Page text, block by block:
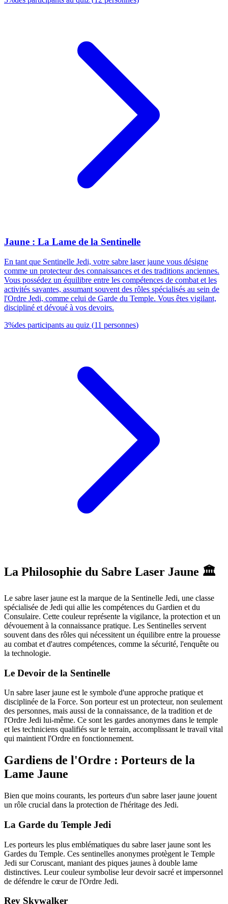
Jaune : La Lame de la Sentinelle
En tant que Sentinelle Jedi, votre sabre laser jaune vous désigne
comme un protecteur des connaissances et des traditions anciennes.
Vous possédez un équilibre entre les compétences de combat et les
activités savantes, assumant souvent des rôles spécialisés au sein de
l'Ordre Jedi, comme celui de Garde du Temple. Vous êtes vigilant,
discipliné et dévoué à vos devoirs.
3%des participants au quiz (11 personnes)
La Philosophie du Sabre Laser Jaune 🏛️
Le sabre laser jaune est la marque de la Sentinelle Jedi, une classe
spécialisée de Jedi qui allie les compétences du Gardien et du
Consulaire. Cette couleur représente la vigilance, la protection et un
dévouement à la connaissance pratique. Les Sentinelles servent
souvent dans des rôles qui nécessitent un équilibre entre la prouesse
au combat et d'autres compétences, comme la sécurité, l'enquête ou
la technologie.
Le Devoir de la Sentinelle
Un sabre laser jaune est le symbole d'une approche pratique et
disciplinée de la Force. Son porteur est un protecteur, non seulement
des personnes, mais aussi de la connaissance, de la tradition et de
l'Ordre Jedi lui-même. Ce sont les gardes anonymes dans le temple
et les techniciens qualifiés sur le terrain, accomplissant le travail vital
qui maintient l'Ordre en fonctionnement.
Gardiens de l'Ordre : Porteurs de la
Lame Jaune
Bien que moins courants, les porteurs d'un sabre laser jaune jouent
un rôle crucial dans la protection de l'héritage des Jedi.
La Garde du Temple Jedi
Les porteurs les plus emblématiques du sabre laser jaune sont les
Gardes du Temple. Ces sentinelles anonymes protègent le Temple
Jedi sur Coruscant, maniant des piques jaunes à double lame
distinctives. Leur couleur symbolise leur devoir sacré et impersonnel
de défendre le cœur de l'Ordre Jedi.
Rey Skywalker